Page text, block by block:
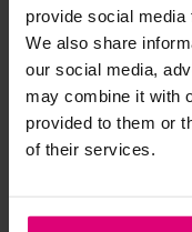
provide social media
We also share
our social media,
may combine it with
provided to them or
of their services.
spijkerbroeken is
niet gestreken
Twijfels? Wij staan
Neo noir